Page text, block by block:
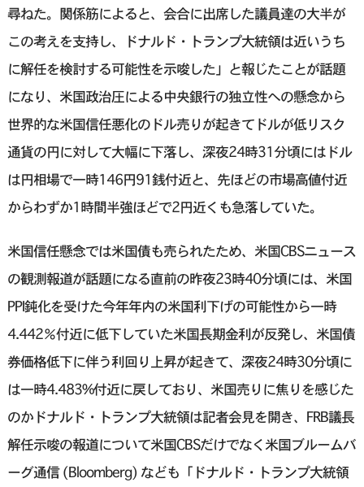
尋ねた。関係筋によると、会合に出席した議員達の大半が
この考えを支持し、ドナルド・トランプ大統領は近いうち
に解任を検討する可能性を示唆した」と報じたことが話題
になり、米国政治圧による中央銀行の独立性への懸念から
世界的な米国信任悪化のドル売りが起きてドルが低リスク
通貨の円に対して大幅に下落し、深夜24時31分頃にはドル
は円相場で一時146円91銭付近と、先ほどの市場高値付近
からわずか1時間半強ほどで2円近くも急落していた。
米国信任懸念では米国債も売られたため、米国CBSニュース
の観測報道が話題になる直前の昨夜23時40分頃には、米国
PPI鈍化を受けた今年年内の米国利下げの可能性から一時
4.442％付近に低下していた米国長期金利が反発し、米国債
券価格低下に伴う利回り上昇が起きて、深夜24時30分頃に
は一時4.483%付近に戻しており、米国売りに焦りを感じた
のかドナルド・トランプ大統領は記者会見を開き、FRB議長
解任示唆の報道について米国CBSだけでなく米国ブルームバ
ーグ通信 (Bloomberg) なども「ドナルド・トランプ大統領